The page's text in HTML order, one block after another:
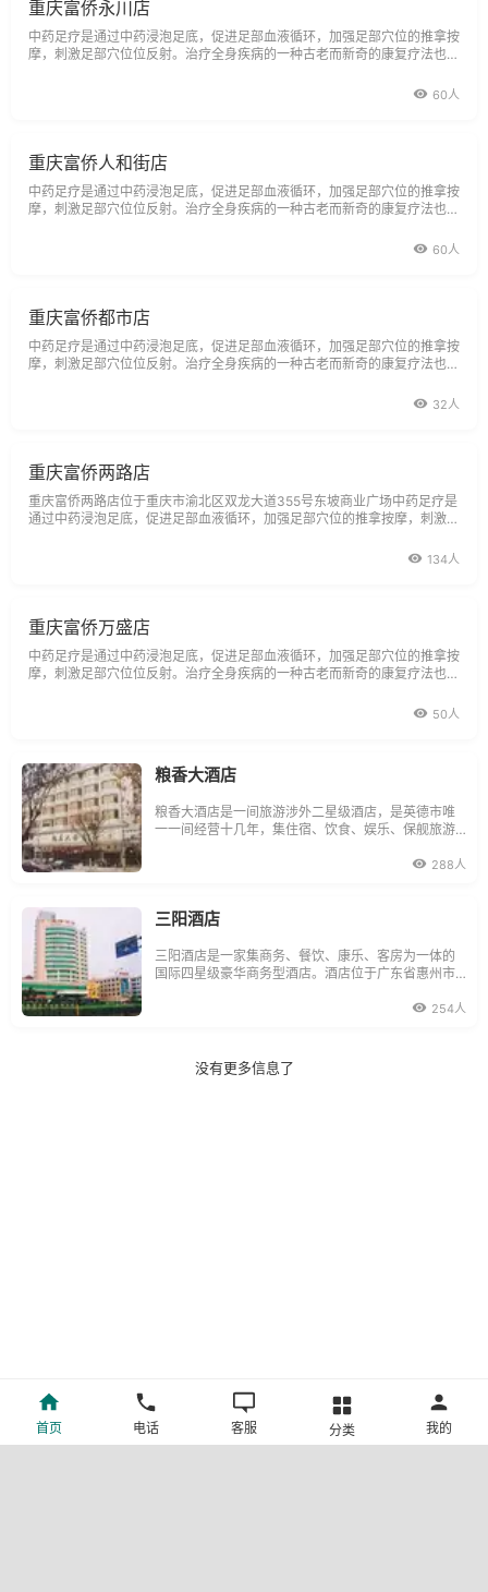
重庆富侨永川店
中药足疗是通过中药浸泡足底，促进足部血液循环，加强足部穴位的推拿按
摩，刺激足部穴位位反射。治疗全身疾病的一种古老而新奇的康复疗法也是
60人
重庆富侨人和街店
中药足疗是通过中药浸泡足底，促进足部血液循环，加强足部穴位的推拿按
摩，刺激足部穴位位反射。治疗全身疾病的一种古老而新奇的康复疗法也是
60人
重庆富侨都市店
中药足疗是通过中药浸泡足底，促进足部血液循环，加强足部穴位的推拿按
摩，刺激足部穴位位反射。治疗全身疾病的一种古老而新奇的康复疗法也是
32人
重庆富侨两路店
重庆富侨两路店位于重庆市渝北区双龙大道355号东坡商业广场中药足疗是
通过中药浸泡足底，促进足部血液循环，加强足部穴位的推拿按摩，刺激足
134人
重庆富侨万盛店
中药足疗是通过中药浸泡足底，促进足部血液循环，加强足部穴位的推拿按
摩，刺激足部穴位位反射。治疗全身疾病的一种古老而新奇的康复疗法也是
50人
粮香大酒店
粮香大酒店是一间旅游涉外二星级酒店，是英德市唯
一一间经营十几年，集住宿、饮食、娱乐、保舰旅游
闹市中心，交通购物极为方便。酒店拥有各类型设备
型筵
288人
三阳酒店
三阳酒店是一家集商务、餐饮、康乐、客房为一体的
国际四星级豪华商务型酒店。酒店位于广东省惠州市
莞；距深圳40分钟车程，距广州70分钟车程，距东莞
254人
没有更多信息了
首页 电话 客服 分类 我的